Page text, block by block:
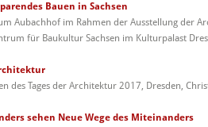
Bauen in Sachsen
Aubachhof im Rahmen der Ausstellung der
für Baukultur Sachsen im Kulturpalast
des Tages der Architektur 2017, Dresden,
sehen Neue Wege des Miteinanders